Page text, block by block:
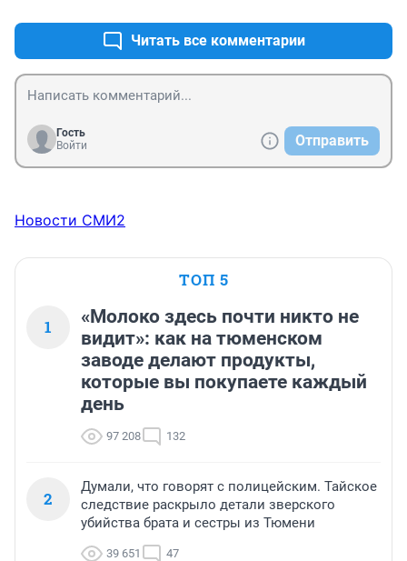
Читать все комментарии
Гость
Войти
Отправить
Новости СМИ2
ТОП 5
1
«Молоко здесь почти никто не
видит»: как на тюменском
заводе делают продукты,
которые вы покупаете каждый
день
97 208 132
2
Думали, что говорят с полицейским. Тайское
следствие раскрыло детали зверского
убийства брата и сестры из Тюмени
39 651 47